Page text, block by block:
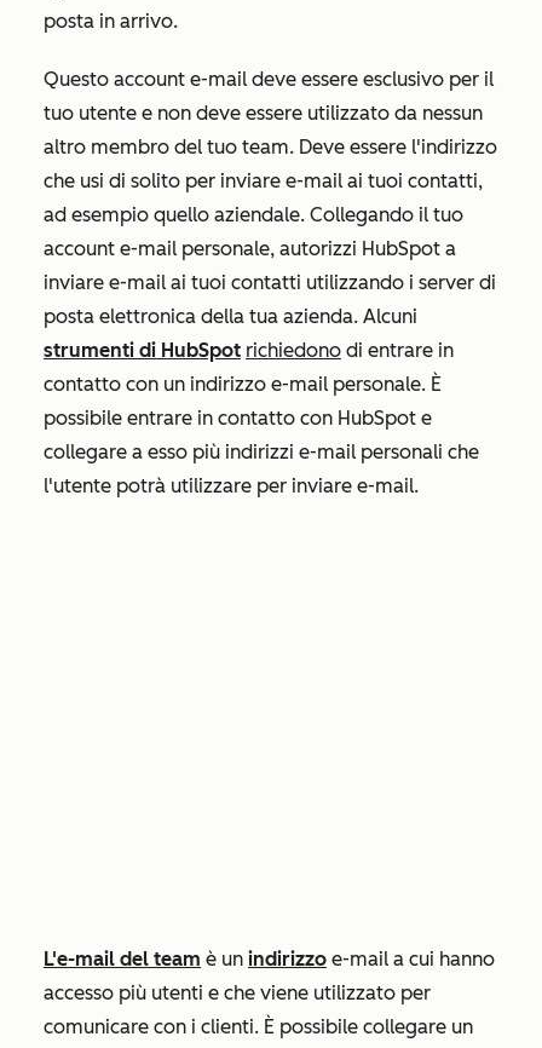
posta in arrivo.
Questo account e-mail deve essere esclusivo per il
tuo utente e non deve essere utilizzato da nessun
altro membro del tuo team. Deve essere l'indirizzo
che usi di solito per inviare e-mail ai tuoi contatti,
ad esempio quello aziendale. Collegando il tuo
account e-mail personale, autorizzi HubSpot a
inviare e-mail ai tuoi contatti utilizzando i server di
posta elettronica della tua azienda. Alcuni
strumenti di HubSpot richiedono di entrare in
contatto con un indirizzo e-mail personale. È
possibile entrare in contatto con HubSpot e
collegare a esso più indirizzi e-mail personali che
l'utente potrà utilizzare per inviare e-mail.
L'e-mail del team è un indirizzo e-mail a cui hanno
accesso più utenti e che viene utilizzato per
comunicare con i clienti. È possibile collegare un